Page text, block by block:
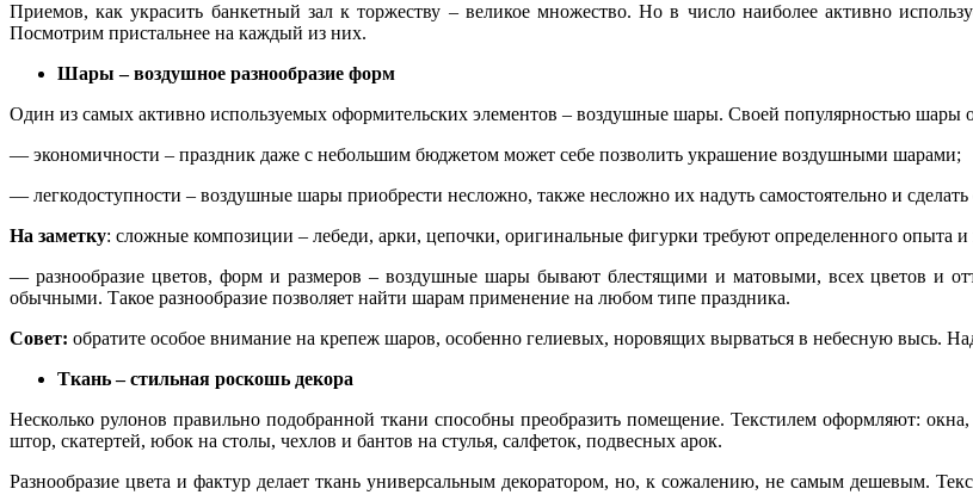
Приемов, как украсить банкетный зал к торжеству – великое множество. Но в число наиболее активно
Посмотрим пристальнее на каждый из них.
Шары – воздушное разнообразие форм
Один из самых активно используемых оформительских элементов – воздушные шары. Своей популярностью шары
— экономичности – праздник даже с небольшим бюджетом может себе позволить украшение воздушными шарами;
— легкодоступности – воздушные шары приобрести несложно, также несложно их надуть самостоятельно и
На заметку: сложные композиции – лебеди, арки, цепочки, оригинальные фигурки требуют определенного опыта
— разнообразие цветов, форм и размеров – воздушные шары бывают блестящими и матовыми, всех цветов и
обычными. Такое разнообразие позволяет найти шарам применение на любом типе праздника.
Совет: обратите особое внимание на крепеж шаров, особенно гелиевых, норовящих вырваться в небесную высь.
Ткань – стильная роскошь декора
Несколько рулонов правильно подобранной ткани способны преобразить помещение. Текстилем оформляют:
штор, скатертей, юбок на столы, чехлов и бантов на стулья, салфеток, подвесных арок.
Разнообразие цвета и фактур делает ткань универсальным декоратором, но, к сожалению, не самым дешевым.